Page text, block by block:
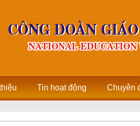
Tin hoạt động Chuyên